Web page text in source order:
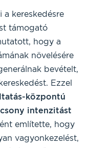
kereskedésre
támogató
hogy a
növelésére
bevételt,
Ezzel
központú
intenzitást
említette, hogy
vagyonkezelést,